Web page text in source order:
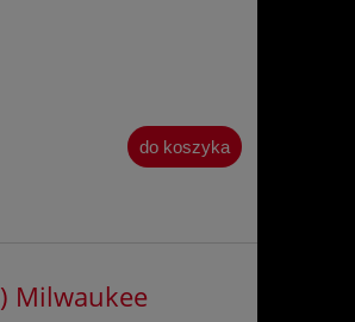
do koszyka
Milwaukee